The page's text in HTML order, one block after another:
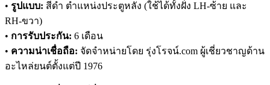
• รูปแบบ: สีดำ ตำแหน่งประตูหลัง (ใช้ได้ทั้งฝั่ง LH-ซ้าย และ
RH-ขวา)
• การรับประกัน: 6 เดือน
• ความน่าเชื่อถือ: จัดจำหน่ายโดย รุ่งโรจน์.com ผู้เชี่ยวชาญด้าน
อะไหล่ยนต์ตั้งแต่ปี 1976